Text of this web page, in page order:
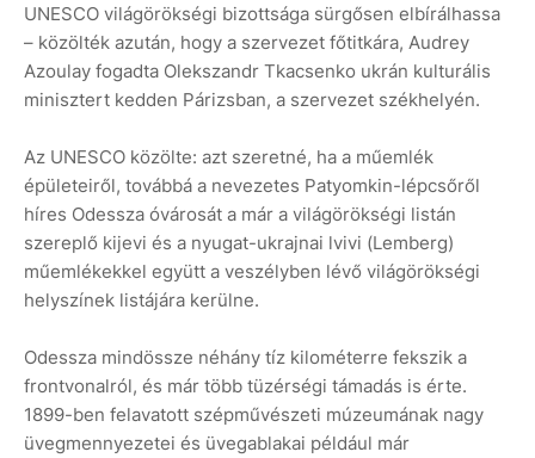
UNESCO világörökségi bizottsága sürgősen elbírálhassa
– közölték azután, hogy a szervezet főtitkára, Audrey
Azoulay fogadta Olekszandr Tkacsenko ukrán kulturális
minisztert kedden Párizsban, a szervezet székhelyén.
Az UNESCO közölte: azt szeretné, ha a műemlék
épületeiről, továbbá a nevezetes Patyomkin-lépcsőről
híres Odessza óvárosát a már a világörökségi listán
szereplő kijevi és a nyugat-ukrajnai lvivi (Lemberg)
műemlékekkel együtt a veszélyben lévő világörökségi
helyszínek listájára kerülne.
Odessza mindössze néhány tíz kilométerre fekszik a
frontvonalról, és már több tüzérségi támadás is érte.
1899-ben felavatott szépművészeti múzeumának nagy
üvegmennyezetei és üvegablakai például már